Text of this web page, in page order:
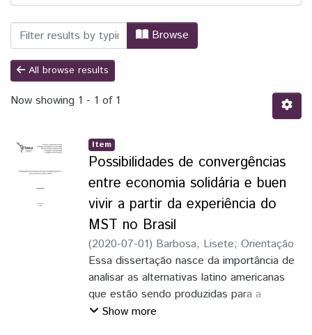
Browsing ICAL - Dissertação by Author
Browse
All browse results
Now showing 1 - 1 of 1
Item
Possibilidades de convergências
entre economia solidária e buen
vivir a partir da experiência do
MST no Brasil
(2020-07-01) Barbosa, Lisete; Orientação
Essa dissertação nasce da importância de
analisar as alternativas latino americanas
que estão sendo produzidas para a
superação e possíveis saídas ao modelo
Show more